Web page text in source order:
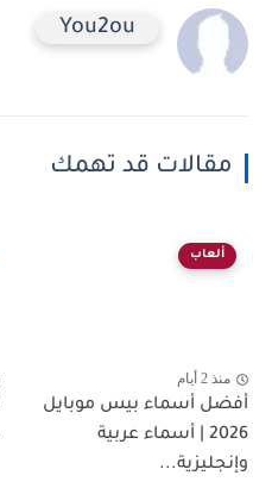
You2ou
مقالات قد تهمك
ألعاب
منذ 2 أيام
أفضل أسماء بيس موبايل
2026 | أسماء عربية
وإنجليزية...